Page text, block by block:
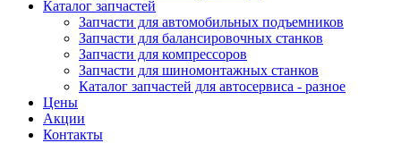
Каталог запчастей
Запчасти для автомобильных подъемников
Запчасти для балансировочных станков
Запчасти для компрессоров
Запчасти для шиномонтажных станков
Каталог запчастей для автосервиса - разное
Цены
Акции
Контакты